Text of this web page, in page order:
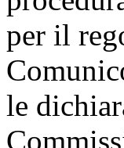
per il
le